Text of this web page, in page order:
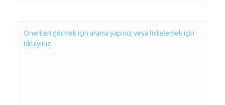
Önerileri görmek için arama yapınız veya listelemek için
tıklayınız